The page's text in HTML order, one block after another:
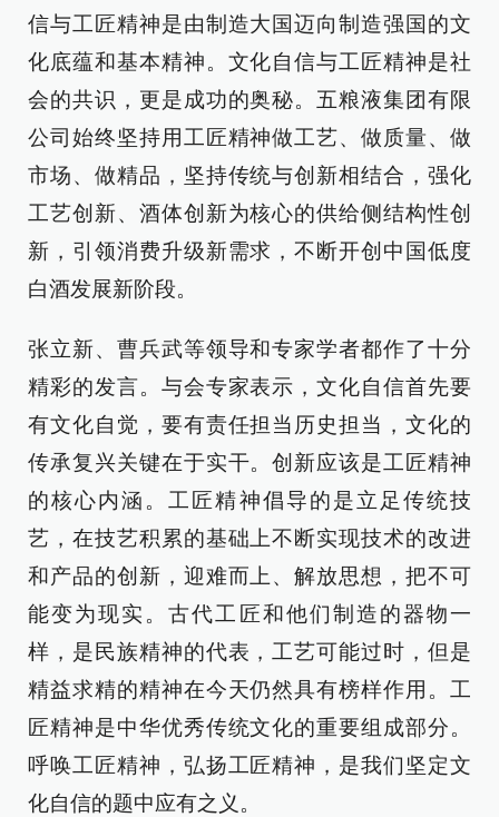
信与工匠精神是由制造大国迈向制造强国的文
化底蕴和基本精神。文化自信与工匠精神是社
会的共识，更是成功的奥秘。五粮液集团有限
公司始终坚持用工匠精神做工艺、做质量、做
市场、做精品，坚持传统与创新相结合，强化
工艺创新、酒体创新为核心的供给侧结构性创
新，引领消费升级新需求，不断开创中国低度
白酒发展新阶段。
张立新、曹兵武等领导和专家学者都作了十分
精彩的发言。与会专家表示，文化自信首先要
有文化自觉，要有责任担当历史担当，文化的
传承复兴关键在于实干。创新应该是工匠精神
的核心内涵。工匠精神倡导的是立足传统技
艺，在技艺积累的基础上不断实现技术的改进
和产品的创新，迎难而上、解放思想，把不可
能变为现实。古代工匠和他们制造的器物一
样，是民族精神的代表，工艺可能过时，但是
精益求精的精神在今天仍然具有榜样作用。工
匠精神是中华优秀传统文化的重要组成部分。
呼唤工匠精神，弘扬工匠精神，是我们坚定文
化自信的题中应有之义。